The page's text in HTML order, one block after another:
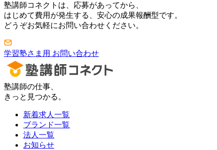
塾講師コネクトは、応募があってから、
はじめて費用が発生する、安心の成果報酬型です。
どうぞお気軽にお問い合わせください。
学習塾さま用 お問い合わせ
塾講師の仕事、
きっと見つかる。
新着求人一覧
ブランド一覧
法人一覧
お知らせ